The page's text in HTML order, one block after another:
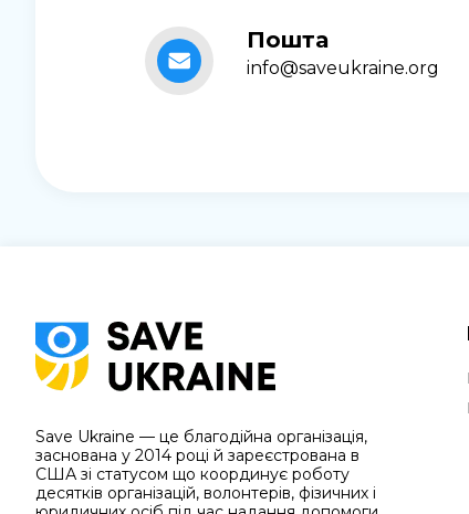
Пошта
info@saveukraine.org
Save Ukraine — це благодійна організація,
заснована у 2014 році й зареєстрована в
США зі статусом що координує роботу
десятків організацій, волонтерів, фізичних і